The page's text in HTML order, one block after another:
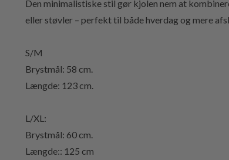
Den minimalistiske stil gør kjolen nem at
eller støvler – perfekt til både hverdag og mere
S/M
Brystmål: 58 cm.
Længde: 123 cm.
L/XL:
Brystmål: 60 cm.
Længde:: 125 cm